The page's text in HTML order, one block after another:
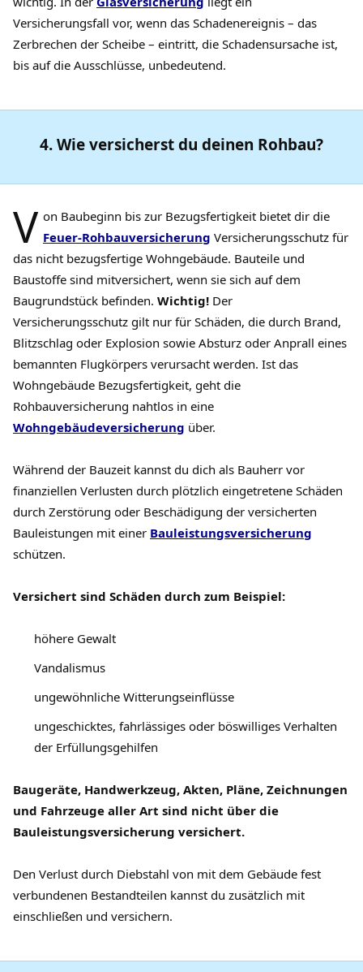
Versicherungsfall vor, wenn das Schadenereignis – das
Zerbrechen der Scheibe – eintritt, die Schadensursache ist,
bis auf die Ausschlüsse, unbedeutend.
4. Wie versicherst du deinen Rohbau?
V on Baubeginn bis zur Bezugsfertigkeit bietet dir die
Feuer-Rohbauversicherung Versicherungsschutz für
das nicht bezugsfertige Wohngebäude. Bauteile und
Baustoffe sind mitversichert, wenn sie sich auf dem
Baugrundstück befinden. Wichtig! Der
Versicherungsschutz gilt nur für Schäden, die durch Brand,
Blitzschlag oder Explosion sowie Absturz oder Anprall eines
bemannten Flugkörpers verursacht werden. Ist das
Wohngebäude Bezugsfertigkeit, geht die
Rohbauversicherung nahtlos in eine
Wohngebäudeversicherung über.
Während der Bauzeit kannst du dich als Bauherr vor
finanziellen Verlusten durch plötzlich eingetretene Schäden
durch Zerstörung oder Beschädigung der versicherten
Bauleistungen mit einer Bauleistungsversicherung
schützen.
Versichert sind Schäden durch zum Beispiel:
höhere Gewalt
Vandalismus
ungewöhnliche Witterungseinflüsse
ungeschicktes, fahrlässiges oder böswilliges Verhalten
der Erfüllungsgehilfen
Baugeräte, Handwerkzeug, Akten, Pläne, Zeichnungen
und Fahrzeuge aller Art sind nicht über die
Bauleistungsversicherung versichert.
Den Verlust durch Diebstahl von mit dem Gebäude fest
verbundenen Bestandteilen kannst du zusätzlich mit
einschließen und versichern.